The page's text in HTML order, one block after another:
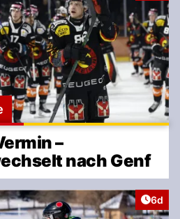
–
nach Genf
6d